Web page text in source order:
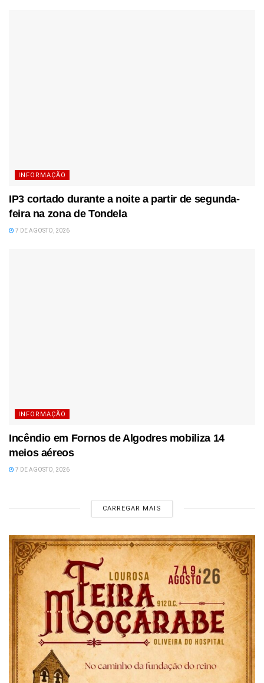
INFORMAÇÃO
IP3 cortado durante a noite a partir de segunda-
feira na zona de Tondela
7 DE AGOSTO, 2026
INFORMAÇÃO
Incêndio em Fornos de Algodres mobiliza 14
meios aéreos
7 DE AGOSTO, 2026
CARREGAR MAIS